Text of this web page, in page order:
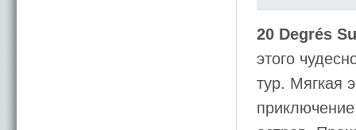
20 Degrés
этого
тур. Мягкая